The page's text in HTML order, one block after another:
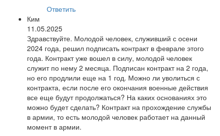
Ответить
Ким
11.05.2025
Здравствуйте. Молодой человек, служивший с осени
2024 года, решил подписать контракт в феврале этого
года. Контракт уже вошел в силу, молодой человек
служит по нему 2 месяца. Подписан контракт на 2 года,
но его продлили еще на 1 год. Можно ли уволиться с
контракта, если после его окончания военные действия
все еще будут продолжаться? На каких основаниях это
можно будет сделать? Контракт на прохождение службы
в армии, то есть молодой человек работает на данный
момент в армии.